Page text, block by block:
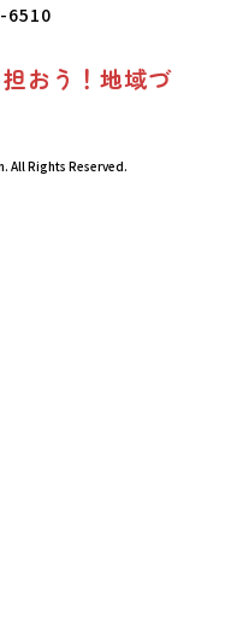
6510
おう！地域づ
All Rights Reserved.